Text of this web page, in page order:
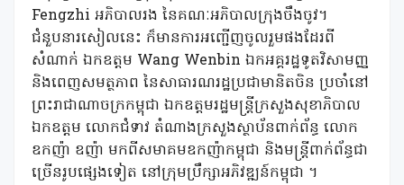
Fengzhi អភិបាលរង នៃគណៈអភិបាលក្រុងចឹងចូវ។
ជំនួបនារសៀលនេះ ក៏មានការអញ្ជើញចូលរួមផងដែរពី
សំណាក់ ឯកឧត្តម Wang Wenbin ឯកអគ្គរដ្ឋទូតវិសាមញ្ញ
និងពេញសមត្ថភាព នៃសាធារណរដ្ឋប្រជាមានិតចិន ប្រចាំនៅ
ព្រះរាជាណាចក្រកម្ពុជា ឯកឧត្តមរដ្ឋមន្ត្រីក្រសួងសុខាភិបាល
ឯកឧត្តម លោកជំទាវ តំណាងក្រសួងស្ថាប័នពាក់ព័ន្ធ លោក
ឧកញ៉ា ឧញ៉ា មកពីសមាគមឧកញ៉ាកម្ពុជា និងមន្ត្រីពាក់ព័ន្ធជា
ច្រើនរូបផ្សេងទៀត នៅក្រុមប្រឹក្សាអភិវឌ្ឍន៍កម្ពុជា ។